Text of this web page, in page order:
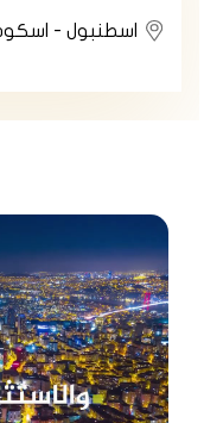
فندق بوسفوروس
فندق تاريخي يقع
الفندق غرفا وأجنحة
العثمانية، تطل على
الفندق مطعما
مميزة لضيوفه.
اسطنبول -